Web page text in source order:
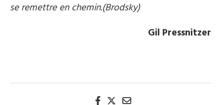
se remettre en chemin.(Brodsky)
Gil Pressnitzer